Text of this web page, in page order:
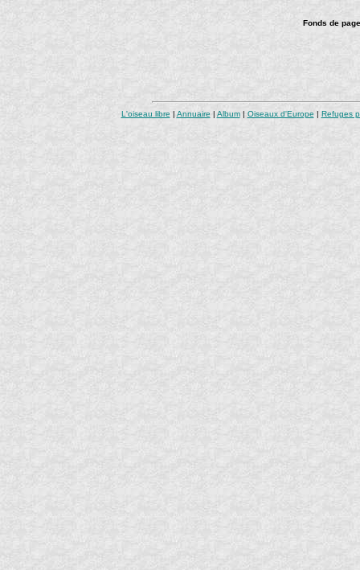
Fonds de
L'oiseau libre | Annuaire| Album| Oiseaux d'Europe | Refuges